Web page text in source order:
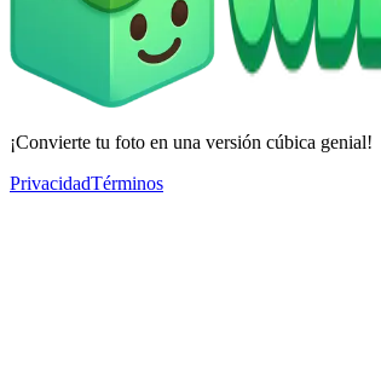
¡Convierte tu foto en una versión cúbica genial!
PrivacidadTérminos